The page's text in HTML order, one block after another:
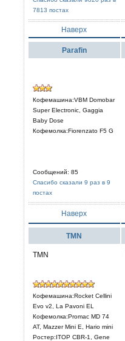
7813 постах
Наверх
Parafin
Кофемашина:VBM Domobar
Super Electronic, Gaggia
Baby Dose
Кофемолка:Fiorenzato F5 G
Сообщений: 85
Спасибо сказали 9 раз в 9
постах
Наверх
TMN
TMN
Кофемашина:Rocket Cellini
Evo v2, La Pavoni EL
Кофемолка:Promac MD 74
AT, Mazzer Mini E, Hario mini
Ростер:ITOP CBR-1, Gene